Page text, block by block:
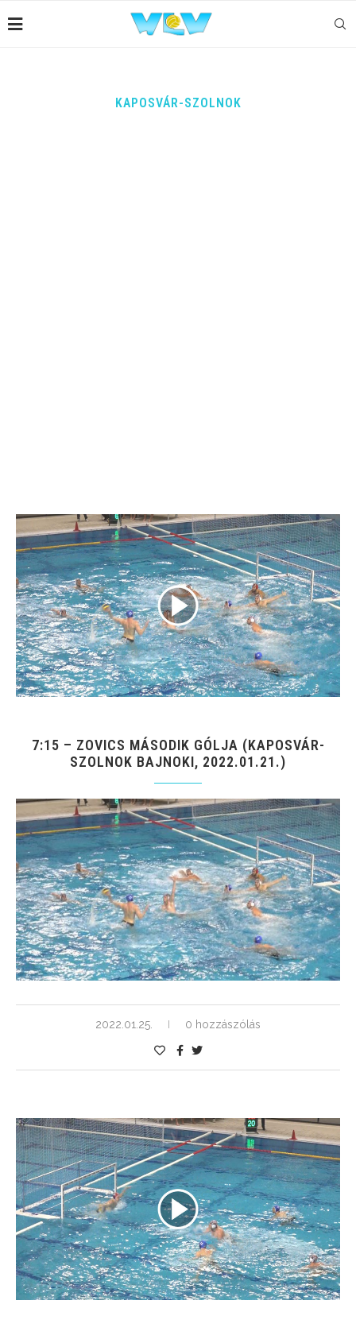
KAPOSVÁR-SZOLNOK
7:15 – ZOVICS MÁSODIK GÓLJA (KAPOSVÁR-
SZOLNOK BAJNOKI, 2022.01.21.)
2022.01.25. 0 hozzászólás